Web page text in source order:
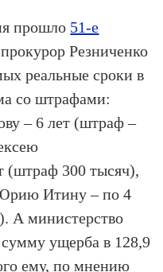
прошло 51-е
Резниченко
реальные сроки в
со штрафами:
– 6 лет (штраф –
(штраф 300 тысяч),
Итину – по 4
А министерство
ущерба в 128,9
ему, по мнению